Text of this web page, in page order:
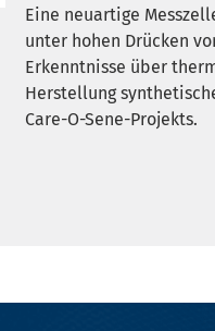
Eine neuartige
unter hohen Drücken
Erkenntnisse über
Herstellung
Care-O-Sene-Projekts.